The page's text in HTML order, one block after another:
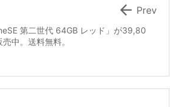
第二世代 64GB レッド」が39,80
中。送料無料。
 Prev